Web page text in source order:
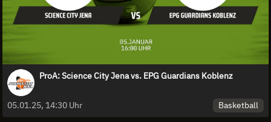
ProA: Science City Jena vs. EPG Guardians Koblenz
05.01.25, 14:30 Uhr Basketball